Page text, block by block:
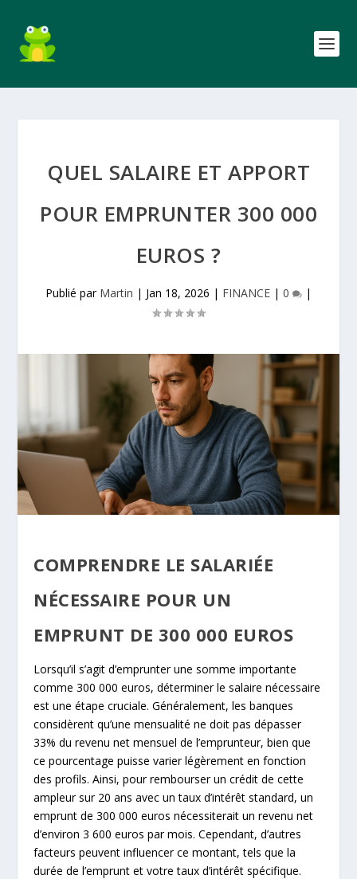
QUEL SALAIRE ET APPORT
POUR EMPRUNTER 300 000
EUROS ?
Publié par Martin | Jan 18, 2026 | FINANCE | 0 |
COMPRENDRE LE SALARIÉE
NÉCESSAIRE POUR UN
EMPRUNT DE 300 000 EUROS
Lorsqu’il s’agit d’emprunter une somme importante
comme 300 000 euros, déterminer le salaire nécessaire
est une étape cruciale. Généralement, les banques
considèrent qu’une mensualité ne doit pas dépasser
33% du revenu net mensuel de l’emprunteur, bien que
ce pourcentage puisse varier légèrement en fonction
des profils. Ainsi, pour rembourser un crédit de cette
ampleur sur 20 ans avec un taux d’intérêt standard, un
emprunt de 300 000 euros nécessiterait un revenu net
d’environ 3 600 euros par mois. Cependant, d’autres
facteurs peuvent influencer ce montant, tels que la
durée de l’emprunt et votre taux d’intérêt spécifique.